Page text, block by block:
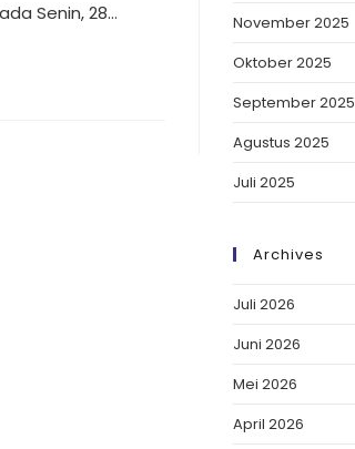
Senin, 28…
November 2025
Oktober 2025
September 2025
Agustus 2025
Juli 2025
Archives
Juli 2026
Juni 2026
Mei 2026
April 2026